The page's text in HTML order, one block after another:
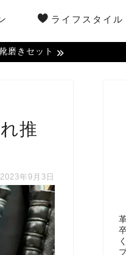
ライフスタイル
磨きセット
推
2023年9月3日